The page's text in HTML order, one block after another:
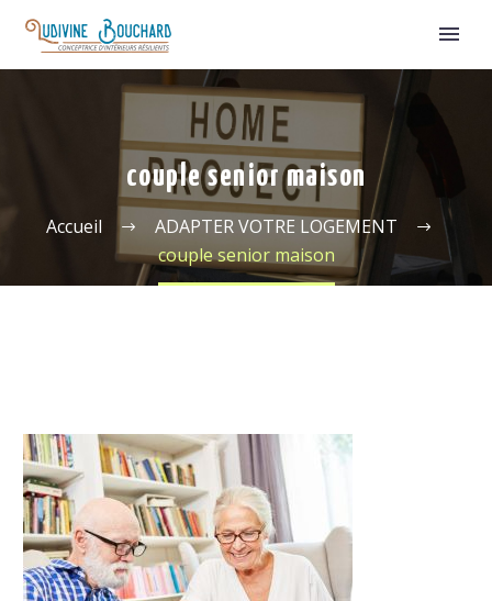
couple senior maison
Accueil
ADAPTER VOTRE LOGEMENT
couple senior maison